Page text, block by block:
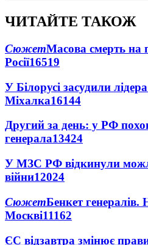
ЧИТАЙТЕ ТАКОЖ
СюжетМасова смерть
Росії16519
У Білорусі засудили
Міхалка16144
Другий за день: у РФ
генерала13424
У МЗС РФ відкинули
війни12024
СюжетБенкет генералів.
Москві11162
ЄС відзавтра змінює